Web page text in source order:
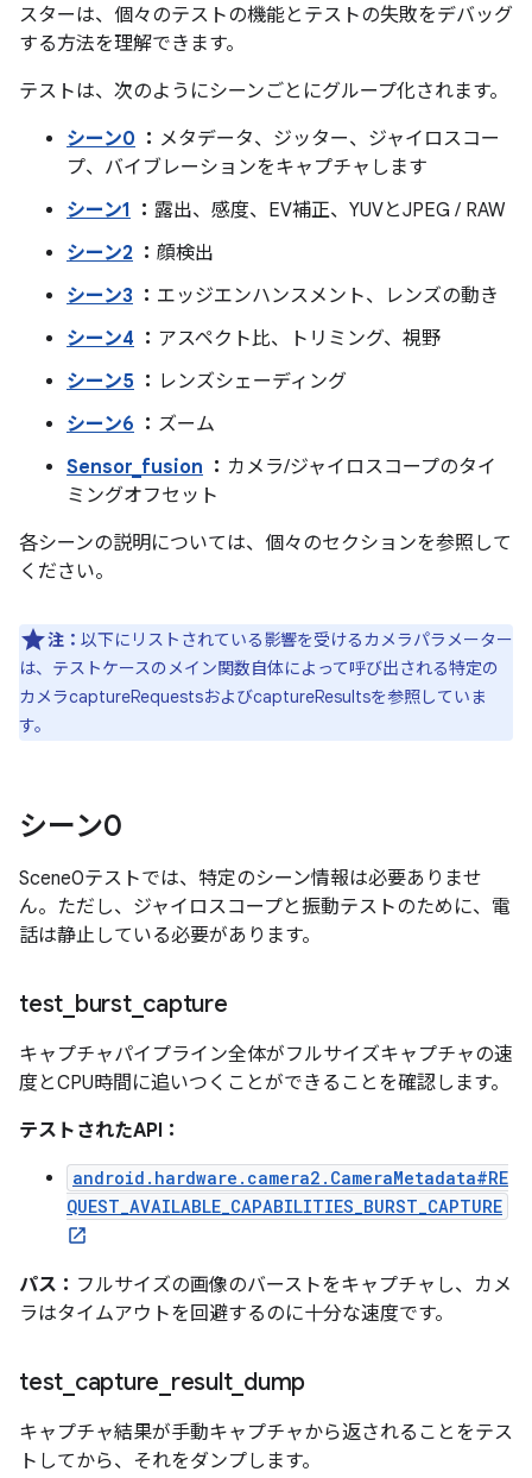
スターは、個々のテストの機能とテストの失敗をデバッグ
する方法を理解できます。
テストは、次のようにシーンごとにグループ化されます。
シーン0 ： メタデータ、ジッター、ジャイロスコー
プ、バイブレーションをキャプチャします
シーン1 ： 露出、感度、EV補正、YUVとJPEG / RAW
シーン2 ： 顔検出
シーン3 ： エッジエンハンスメント、レンズの動き
シーン4 ： アスペクト比、トリミング、視野
シーン5 ： レンズシェーディング
シーン6 ： ズーム
Sensor_fusion ： カメラ/ジャイロスコープのタイ
ミングオフセット
各シーンの説明については、個々のセクションを参照して
ください。
注： 以下にリストされている影響を受けるカメラパラメーター
は、テストケースのメイン関数自体によって呼び出される特定の
カメラcaptureRequestsおよびcaptureResultsを参照していま
す。
シーン0
Scene0テストでは、特定のシーン情報は必要ありませ
ん。ただし、ジャイロスコープと振動テストのために、電
話は静止している必要があります。
test burst_ capture
キャプチャパイプライン全体がフルサイズキャプチャの速
度とCPU時間に追いつくことができることを確認します。
テストされたAPI：
android.hardware.camera2.CameraMetadata#RE
QUEST_AVAILABLE_CAPABILITIES_BURST_CAPTURE
パス： フルサイズの画像のバーストをキャプチャし、カメ
ラはタイムアウトを回避するのに十分な速度です。
test capture result_ dump
キャプチャ結果が手動キャプチャから返されることをテス
トしてから、それをダンプします。